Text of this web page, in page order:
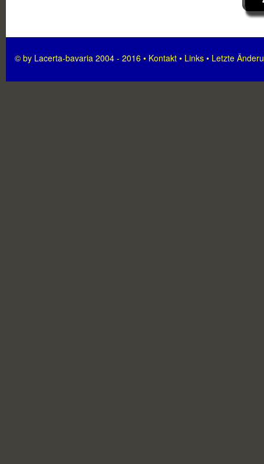
© by Lacerta-bavaria 2004 - 2016 • Kontakt • Links • Letzte